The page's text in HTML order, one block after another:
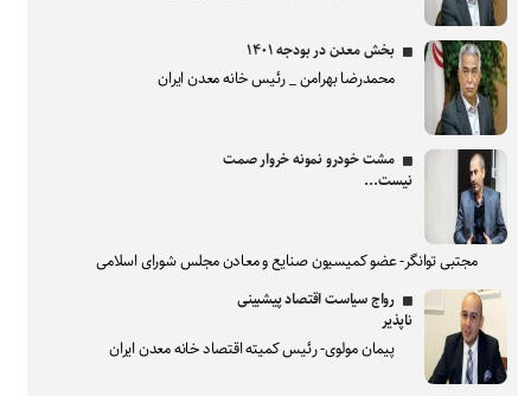
بخش معدن در بودجه ۱۴۰۱
محمدرضا بهرامن _ رئیس خانه معدن ایران
مشت خودرو نمونه خروار صمت
نیست...
مجتبی توانگر- عضو کمیسیون صنایع و معادن مجلس شورای اسلامی
رواج سیاست اقتصاد پیشبینی
ناپذیر
پیمان مولوی- رئیس کمیته اقتصاد خانه معدن ایران